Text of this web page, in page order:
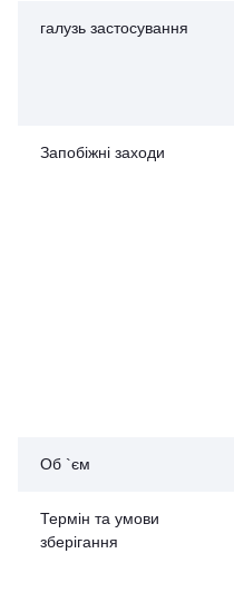
галузь застосування
Запобіжні заходи
Об `єм
Термін та умови
зберігання